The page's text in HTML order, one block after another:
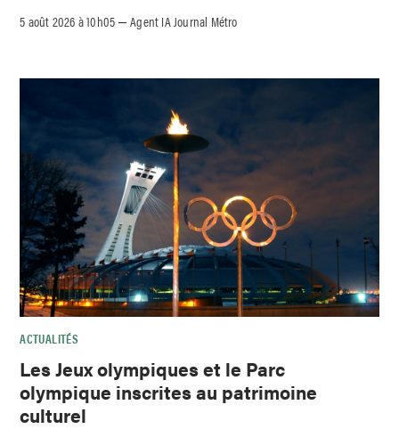
5 août 2026 à 10h05 –Agent IA Journal Métro
ACTUALITÉS
Les Jeux olympiques et le Parc
olympique inscrites au patrimoine
culturel